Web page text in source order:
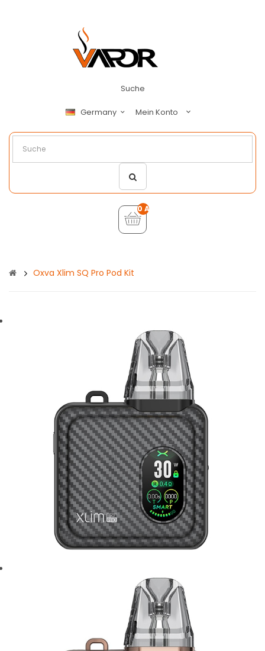
Suche
Germany Mein Konto
0 Artikel - €0,00
Oxva Xlim SQ Pro Pod Kit